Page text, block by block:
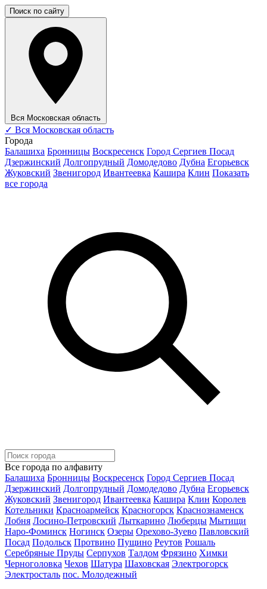
Поиск по сайту
Вся Московская область
✓ Вся Московская область
Города
Балашиха Бронницы Воскресенск Город Сергиев Посад
Дзержинский Долгопрудный Домодедово Дубна Егорьевск
Жуковский Звенигород Ивантеевка Кашира Клин Показать
все города
Все города по алфавиту
Балашиха Бронницы Воскресенск Город Сергиев Посад
Дзержинский Долгопрудный Домодедово Дубна Егорьевск
Жуковский Звенигород Ивантеевка Кашира Клин Королев
Котельники Красноармейск Красногорск Краснознаменск
Лобня Лосино-Петровский Лыткарино Люберцы Мытищи
Наро-Фоминск Ногинск Озеры Орехово-Зуево Павловский
Посад Подольск Протвино Пущино Реутов Рошаль
Серебряные Пруды Серпухов Талдом Фрязино Химки
Черноголовка Чехов Шатура Шаховская Электрогорск
Электросталь пос. Молодежный